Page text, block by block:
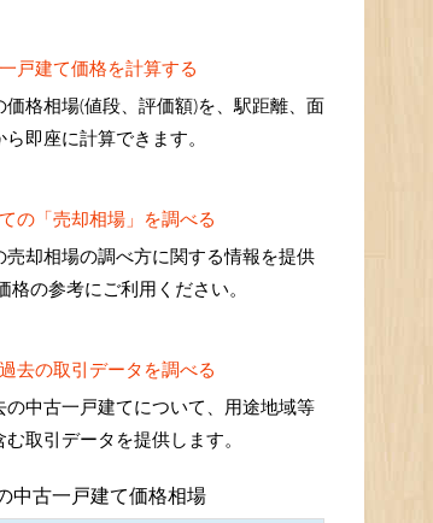
戸建て価格を計算する
格相場(値段、評価額)を、駅距離、面
即座に計算できます。
の「売却相場」を調べる
売却相場の調べ方に関する情報を提供
格の参考にご利用ください。
去の取引データを調べる
の中古一戸建てについて、用途地域等
取引データを提供します。
中古一戸建て価格相場